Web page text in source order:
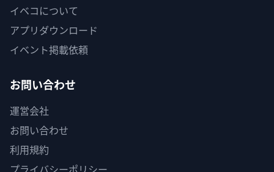
イベコについて
アプリダウンロード
イベント掲載依頼
お問い合わせ
運営会社
お問い合わせ
利用規約
プライバシーポリシー